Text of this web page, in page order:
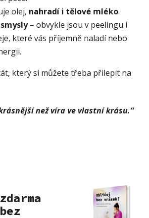
olej, nahradí i tělové mléko.
– obvykle jsou v peelingu i
které vás příjemně naladí nebo
který si můžete třeba přilepit na
než víra ve vlastní krásu.“